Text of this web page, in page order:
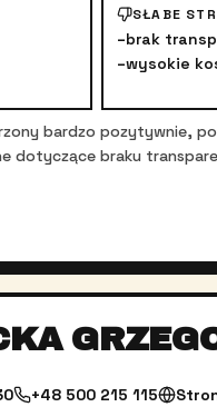
SŁABE
–brak
–wysokie
bardzo pozytywnie,
dotyczące braku
+48 500 215 115